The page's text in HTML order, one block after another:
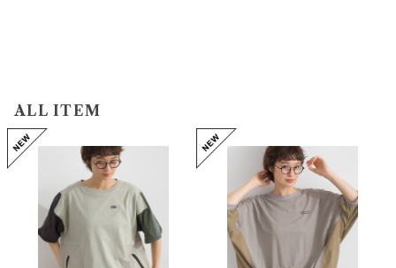
ALL ITEM